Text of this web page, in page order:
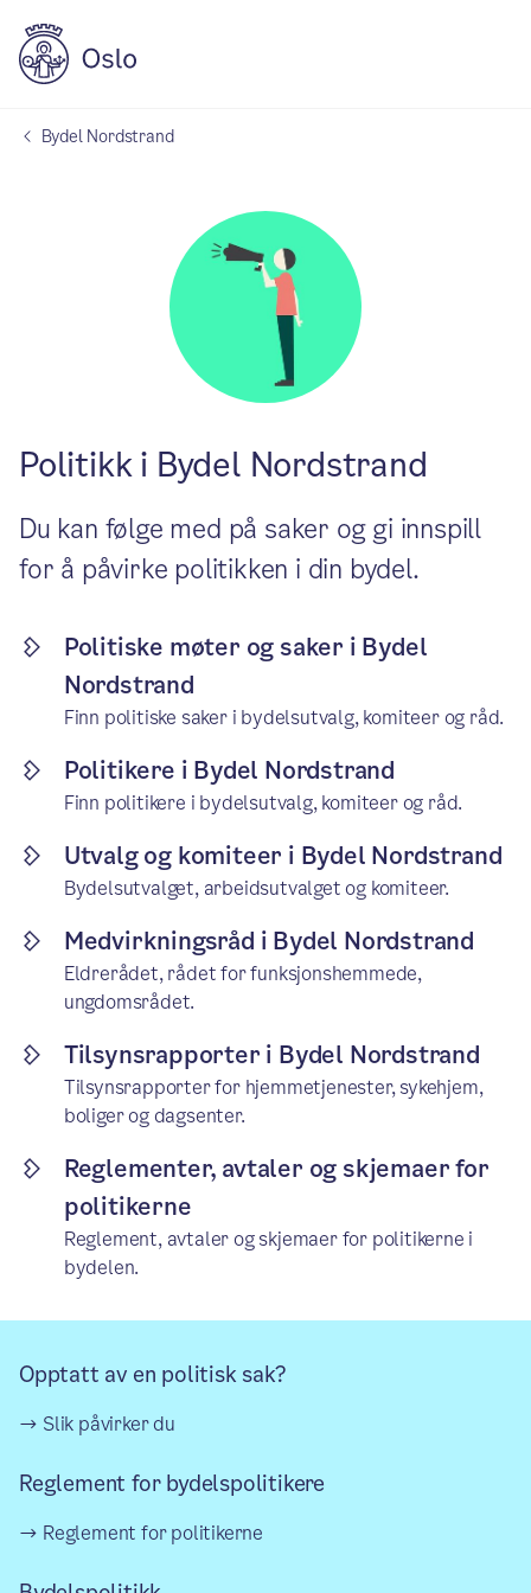
Bydel Nordstrand
Politikk i Bydel Nordstrand
Du kan følge med på saker og gi innspill
for å påvirke politikken i din bydel.
Politiske møter og saker i Bydel
Nordstrand
Finn politiske saker i bydelsutvalg, komiteer og råd.
Politikere i Bydel Nordstrand
Finn politikere i bydelsutvalg, komiteer og råd.
Utvalg og komiteer i Bydel Nordstrand
Bydelsutvalget, arbeidsutvalget og komiteer.
Medvirkningsråd i Bydel Nordstrand
Eldrerådet, rådet for funksjonshemmede,
ungdomsrådet.
Tilsynsrapporter i Bydel Nordstrand
Tilsynsrapporter for hjemmetjenester, sykehjem,
boliger og dagsenter.
Reglementer, avtaler og skjemaer for
politikerne
Reglement, avtaler og skjemaer for politikerne i
bydelen.
Opptatt av en politisk sak?
Slik påvirker du
Reglement for bydelspolitikere
Reglement for politikerne